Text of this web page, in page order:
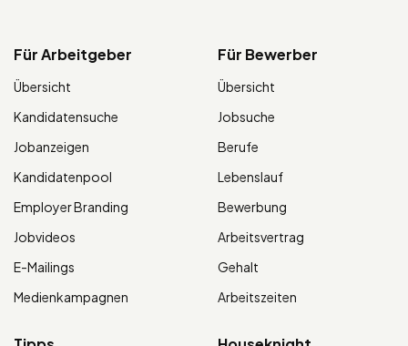
Für Arbeitgeber
Übersicht
Kandidatensuche
Jobanzeigen
Kandidatenpool
Employer Branding
Jobvideos
E-Mailings
Medienkampagnen
Für Bewerber
Übersicht
Jobsuche
Berufe
Lebenslauf
Bewerbung
Arbeitsvertrag
Gehalt
Arbeitszeiten